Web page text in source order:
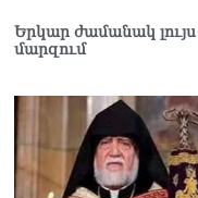
Երկար ժամանակ լույս
մարզում